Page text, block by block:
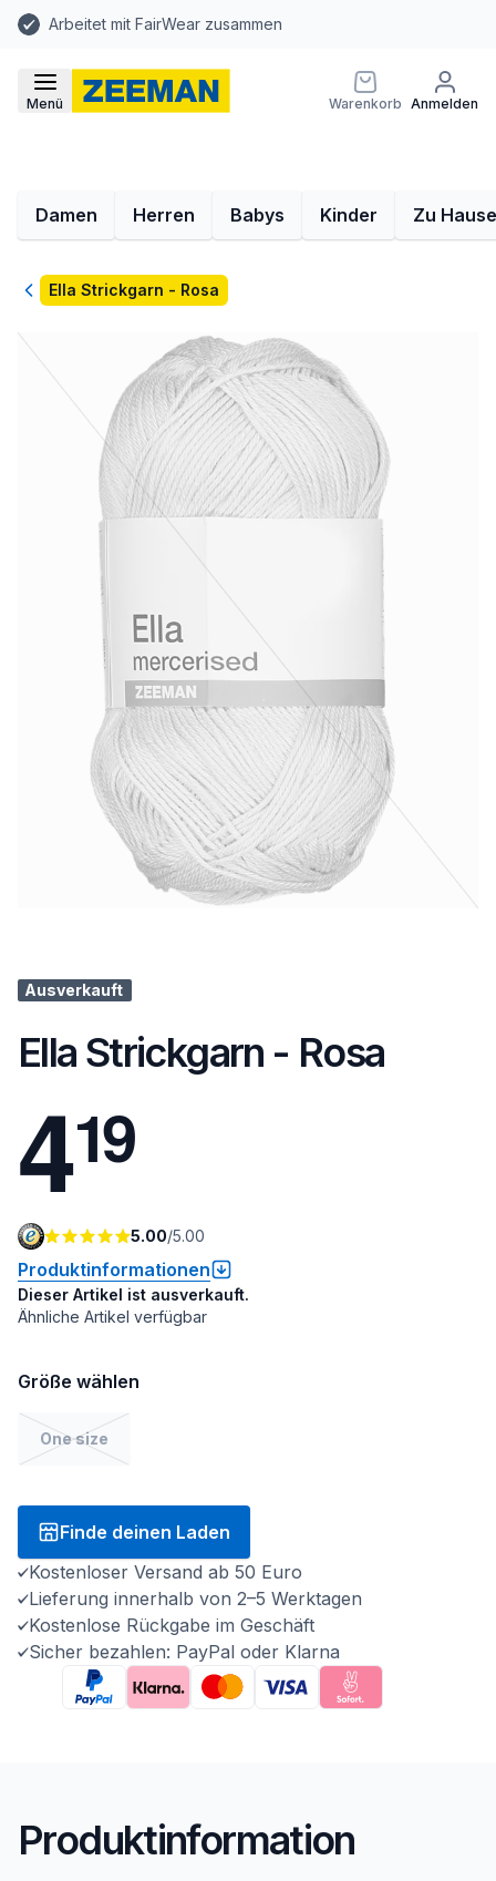
Arbeitet mit FairWear zusammen
Menü Warenkorb Anmelden
Damen Herren Babys Kinder Zu Hause
ZurückElla Strickgarn - Rosa
Ausverkauft
Ella Strickgarn - Rosa
419
5.00/5.00
Produktinformationen
Dieser Artikel ist ausverkauft.
Ähnliche Artikel verfügbar
Größe wählen
One size
Finde deinen Laden
Kostenloser Versand ab 50 Euro
Lieferung innerhalb von 2–5 Werktagen
Kostenlose Rückgabe im Geschäft
Sicher bezahlen: PayPal oder Klarna
Produktinformation